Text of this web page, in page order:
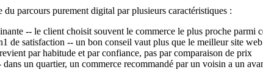
parcours purement digital par plusieurs caractéristiques :
-- le client choisit souvent le commerce le plus proche parmi
de satisfaction -- un bon conseil vaut plus que le meilleur site web
par habitude et par confiance, pas par comparaison de prix
dans un quartier, un commerce recommandé par un voisin a un